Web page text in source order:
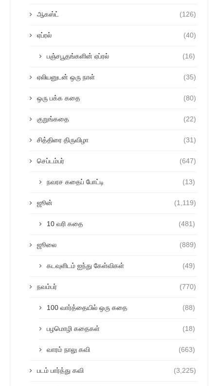
ஆகஸ்ட் (126)
ஏப்ரல் (40)
பஞ்சபூதங்களின் ஏப்ரல் (16)
ஏலியனுடன் ஒரு நாள் (35)
ஒரு பக்க கதை (80)
குறுங்கதை (22)
சித்திரை திருவிழா (31)
செப்டம்பர் (647)
நவரச கதைப் போட்டி (13)
ஜூன் (1,119)
10 வரி கதை (481)
ஜூலை (889)
கடவுளிடம் ஐந்து கேள்விகள் (49)
நவம்பர் (770)
100 வார்த்தையில் ஒரு கதை (88)
பழமொழி கதைகள் (18)
வாரம் நாலு கவி (663)
படம் பார்த்து கவி (3,225)